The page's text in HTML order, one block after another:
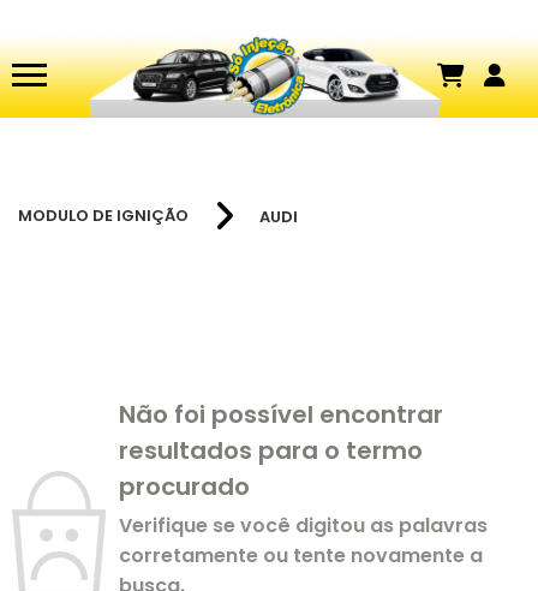
MODULO DE IGNIÇÃO AUDI
Não foi possível encontrar
resultados para o termo
procurado
Verifique se você digitou as palavras
corretamente ou tente novamente a